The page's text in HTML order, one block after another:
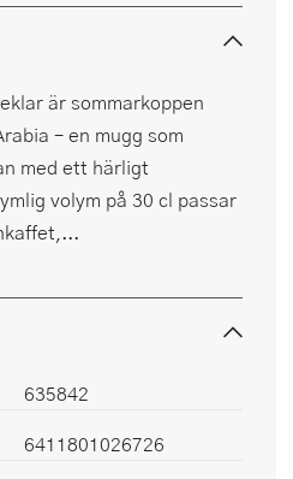
är sommarkoppen
– en mugg som
med ett härligt
volym på 30 cl passar
635842
6411801026726